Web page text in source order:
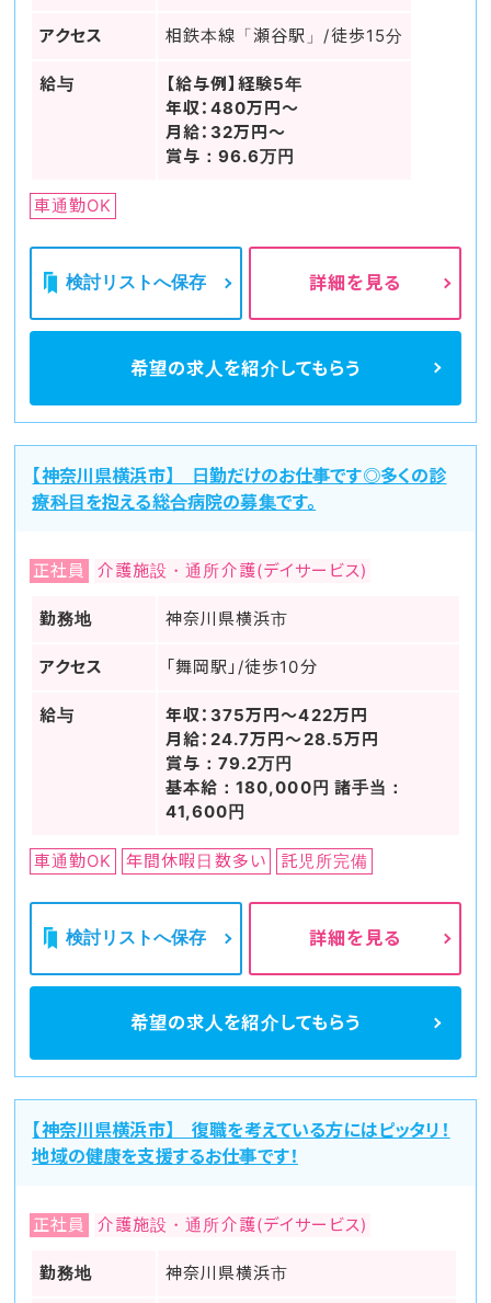
アクセス 相鉄本線「瀬谷駅」/徒歩15分
給与
【給与例】経験5年
年収：480万円～
月給：32万円～
賞与：96.6万円
車通勤OK
検討リストへ保存 詳細を見る
希望の求人を紹介してもらう
【神奈川県横浜市】 日勤だけのお仕事です◎多くの診
療科目を抱える総合病院の募集です。
正社員 介護施設・通所介護(デイサービス)
勤務地 神奈川県横浜市
アクセス 「舞岡駅」/徒歩10分
給与
年収：375万円～422万円
月給：24.7万円～28.5万円
賞与：79.2万円
基本給：180,000円 諸手当：
41,600円
車通勤OK 年間休暇日数多い 託児所完備
検討リストへ保存 詳細を見る
希望の求人を紹介してもらう
【神奈川県横浜市】 復職を考えている方にはピッタリ！
地域の健康を支援するお仕事です！
正社員 介護施設・通所介護(デイサービス)
勤務地 神奈川県横浜市